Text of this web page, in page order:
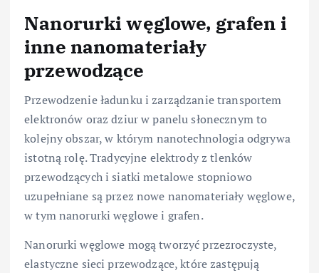
Nanorurki węglowe, grafen i
inne nanomateriały
przewodzące
Przewodzenie ładunku i zarządzanie transportem
elektronów oraz dziur w panelu słonecznym to
kolejny obszar, w którym nanotechnologia odgrywa
istotną rolę. Tradycyjne elektrody z tlenków
przewodzących i siatki metalowe stopniowo
uzupełniane są przez nowe nanomateriały węglowe,
w tym nanorurki węglowe i grafen.
Nanorurki węglowe mogą tworzyć przezroczyste,
elastyczne sieci przewodzące, które zastępują